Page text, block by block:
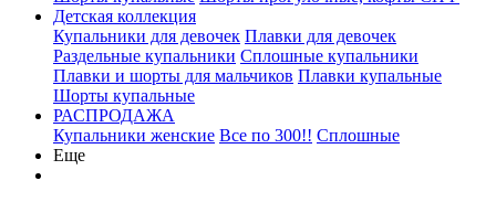
Детская коллекция
Купальники для девочек Плавки для девочек
Раздельные купальники Сплошные купальники
Плавки и шорты для мальчиков Плавки купальные
Шорты купальные
РАСПРОДАЖА
Купальники женские Все по 300!! Сплошные
Еще